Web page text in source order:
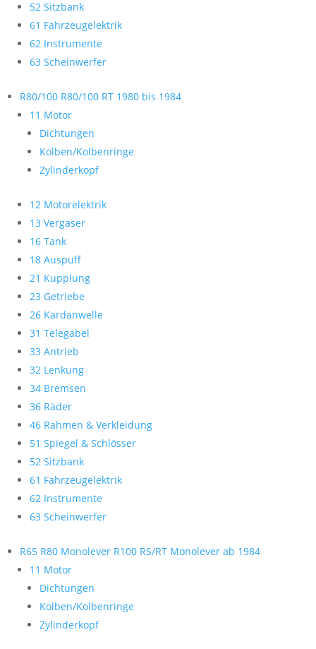
52 Sitzbank
61 Fahrzeugelektrik
62 Instrumente
63 Scheinwerfer
R80/100 R80/100 RT 1980 bis 1984
11 Motor
Dichtungen
Kolben/Kolbenringe
Zylinderkopf
12 Motorelektrik
13 Vergaser
16 Tank
18 Auspuff
21 Kupplung
23 Getriebe
26 Kardanwelle
31 Telegabel
33 Antrieb
32 Lenkung
34 Bremsen
36 Räder
46 Rahmen & Verkleidung
51 Spiegel & Schlösser
52 Sitzbank
61 Fahrzeugelektrik
62 Instrumente
63 Scheinwerfer
R65 R80 Monolever R100 RS/RT Monolever ab 1984
11 Motor
Dichtungen
Kolben/Kolbenringe
Zylinderkopf